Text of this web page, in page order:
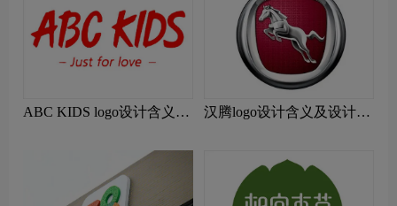
ABC KIDS logo设计含义及
汉腾logo设计含义及设计理